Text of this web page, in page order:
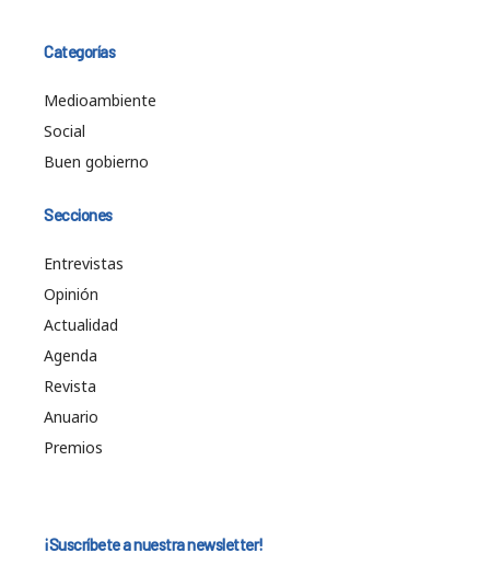
Categorías
Medioambiente
Social
Buen gobierno
Secciones
Entrevistas
Opinión
Actualidad
Agenda
Revista
Anuario
Premios
¡Suscríbete a nuestra newsletter!